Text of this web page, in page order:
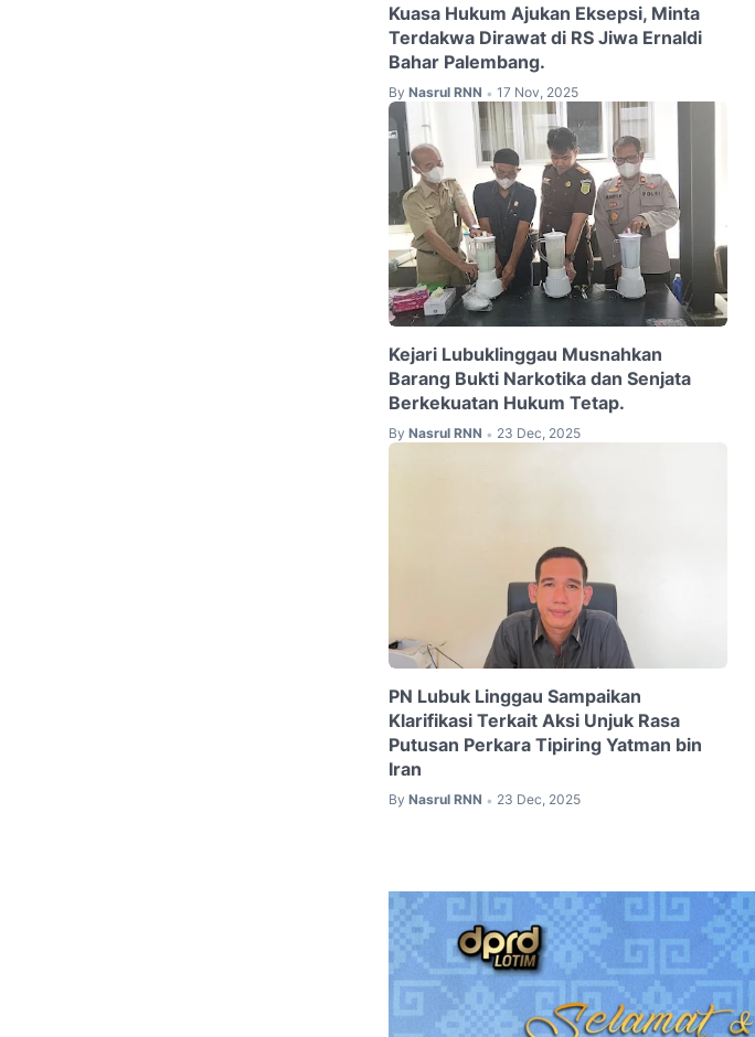
Kuasa Hukum Ajukan Eksepsi, Minta
Terdakwa Dirawat di RS Jiwa Ernaldi
Bahar Palembang.
By Nasrul RNN • 17 Nov, 2025
Kejari Lubuklinggau Musnahkan
Barang Bukti Narkotika dan Senjata
Berkekuatan Hukum Tetap.
By Nasrul RNN • 23 Dec, 2025
PN Lubuk Linggau Sampaikan
Klarifikasi Terkait Aksi Unjuk Rasa
Putusan Perkara Tipiring Yatman bin
Iran
By Nasrul RNN • 23 Dec, 2025